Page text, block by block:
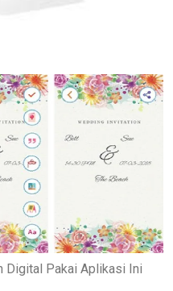
Digital Pakai Aplikasi Ini